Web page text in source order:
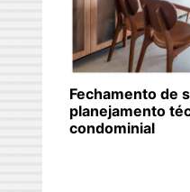
Fechamento de
planejamento
condominial